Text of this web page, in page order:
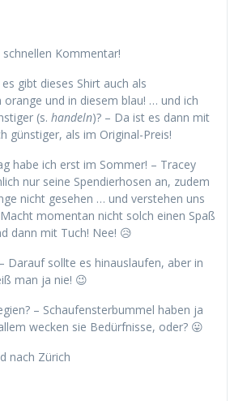
Kommentar!
gibt dieses Shirt auch als
orange und in diesem blau! … und ich
(s. handeln)? – Da ist es dann mit
günstiger, als im Original-Preis!
habe ich erst im Sommer! – Tracey
nur seine Spendierhosen an, zudem
nicht gesehen … und verstehen uns
momentan nicht solch einen Spaß
dann mit Tuch! Nee! 😥
Darauf sollte es hinauslaufen, aber in
man ja nie! 😉
– Schaufensterbummel haben ja
wecken sie Bedürfnisse, oder? 😛
nach Zürich